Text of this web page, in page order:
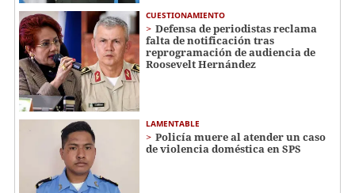
CUESTIONAMIENTO
Defensa de periodistas reclama
falta de notificación tras
reprogramación de audiencia de
Roosevelt Hernández
LAMENTABLE
Policía muere al atender un caso
de violencia doméstica en SPS